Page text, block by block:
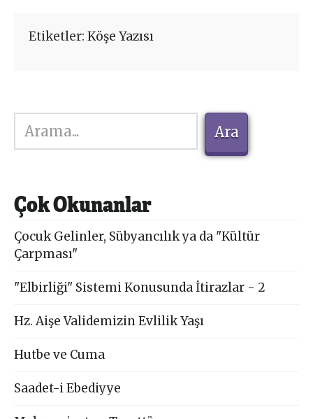
Etiketler:Köşe Yazısı
Ara
Ara
Çok Okunanlar
Çocuk Gelinler, Sübyancılık ya da "Kültür
Çarpması"
"Elbirliği" Sistemi Konusunda İtirazlar - 2
Hz. Aişe Validemizin Evlilik Yaşı
Hutbe ve Cuma
Saadet-i Ebediyye